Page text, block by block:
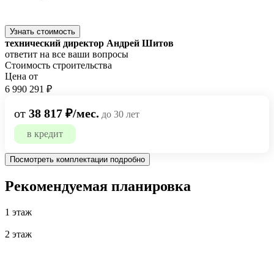
Узнать стоимость
технический директор Андрей Шитов
ответит на все ваши вопросы
Стоимость строительства
Цена от
6 990 291 ₽
от 38 817 ₽/мес. до 30 лет
в кредит
Посмотреть комплектации подробно
Рекомендуемая планировка
1 этаж
2 этаж